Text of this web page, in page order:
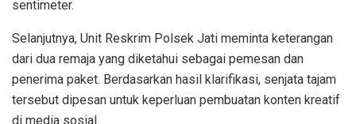
sentimeter.
Selanjutnya, Unit Reskrim Polsek Jati meminta keterangan
dari dua remaja yang diketahui sebagai pemesan dan
penerima paket. Berdasarkan hasil klarifikasi, senjata tajam
tersebut dipesan untuk keperluan pembuatan konten kreatif
di media sosial.